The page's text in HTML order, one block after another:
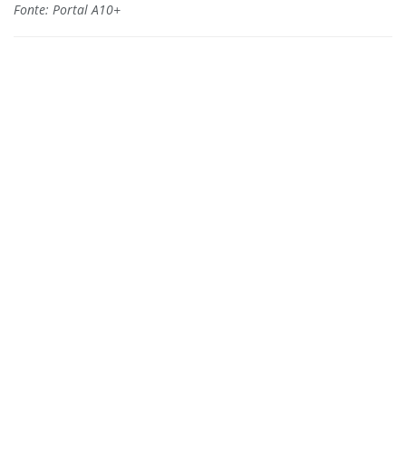
Fonte: Portal A10+